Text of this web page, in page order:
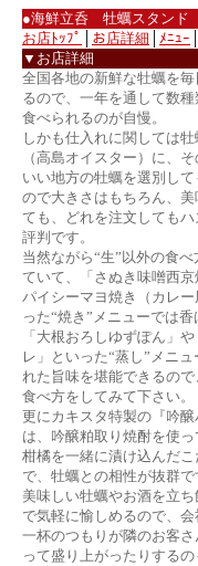
●海鮮立呑 牡蠣スタンド
お店ﾄｯﾌﾟ
お店詳細 ﾒﾆｭｰ
▼お店詳細
全国各地の新鮮な牡蠣を
るので、一年を通して数
食べられるのが自慢。
しかも仕入れに関しては
（高島オイスター）に、
いい地方の牡蠣を選別し
ので大きさはもちろん、
ても、どれを注文してもハ
評判です。
当然ながら“生”以外の食
ていて、「さぬき味噌西京
パイシーマヨ焼き（カレ
った“焼き”メニューでは香
「大根おろしゆずぽん」
レ」といった“蒸し”メニュ
れた旨味を堪能できるの
食べ方をしてみて下さい。
更にカキスタ特製の『吟醸
は、吟醸粕取り焼酎を使っ
柑橘を一緒に漬け込んだ
で、牡蠣との相性が抜群
美味しい牡蠣やお酒を立
で気軽に愉しめるので、会
一杯のつもりが隣のお客
って盛り上がったりする